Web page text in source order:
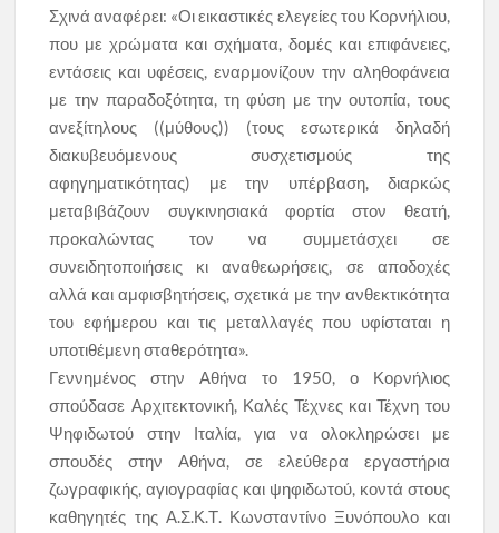
Σχινά αναφέρει: «Οι εικαστικές ελεγείες του Κορνήλιου,
που με χρώματα και σχήματα, δομές και επιφάνειες,
εντάσεις και υφέσεις, εναρμονίζουν την αληθοφάνεια
με την παραδοξότητα, τη φύση με την ουτοπία, τους
ανεξίτηλους ((μύθους)) (τους εσωτερικά δηλαδή
διακυβευόμενους συσχετισμούς της
αφηγηματικότητας) με την υπέρβαση, διαρκώς
μεταβιβάζουν συγκινησιακά φορτία στον θεατή,
προκαλώντας τον να συμμετάσχει σε
συνειδητοποιήσεις κι αναθεωρήσεις, σε αποδοχές
αλλά και αμφισβητήσεις, σχετικά με την ανθεκτικότητα
του εφήμερου και τις μεταλλαγές που υφίσταται η
υποτιθέμενη σταθερότητα».
Γεννημένος στην Αθήνα το 1950, ο Κορνήλιος
σπούδασε Αρχιτεκτονική, Καλές Τέχνες και Τέχνη του
Ψηφιδωτού στην Ιταλία, για να ολοκληρώσει με
σπουδές στην Αθήνα, σε ελεύθερα εργαστήρια
ζωγραφικής, αγιογραφίας και ψηφιδωτού, κοντά στους
καθηγητές της Α.Σ.Κ.Τ. Κωνσταντίνο Ξυνόπουλο και